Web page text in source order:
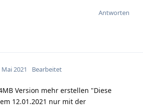
Antworten
Mai 2021 Bearbeitet
Version mehr erstellen "Diese
12.01.2021 nur mit der